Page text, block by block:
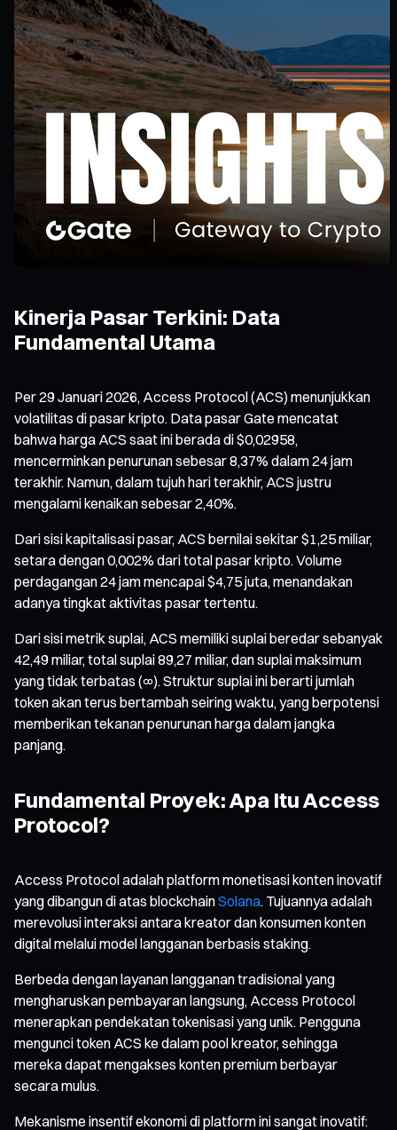
Kinerja Pasar Terkini: Data
Fundamental Utama
Per 29 Januari 2026, Access Protocol (ACS) menunjukkan
volatilitas di pasar kripto. Data pasar Gate mencatat
bahwa harga ACS saat ini berada di $0,02958,
mencerminkan penurunan sebesar 8,37% dalam 24 jam
terakhir. Namun, dalam tujuh hari terakhir, ACS justru
mengalami kenaikan sebesar 2,40%.
Dari sisi kapitalisasi pasar, ACS bernilai sekitar $1,25 miliar,
setara dengan 0,002% dari total pasar kripto. Volume
perdagangan 24 jam mencapai $4,75 juta, menandakan
adanya tingkat aktivitas pasar tertentu.
Dari sisi metrik suplai, ACS memiliki suplai beredar sebanyak
42,49 miliar, total suplai 89,27 miliar, dan suplai maksimum
yang tidak terbatas (∞). Struktur suplai ini berarti jumlah
token akan terus bertambah seiring waktu, yang berpotensi
memberikan tekanan penurunan harga dalam jangka
panjang.
Fundamental Proyek: Apa Itu Access
Protocol?
Access Protocol adalah platform monetisasi konten inovatif
yang dibangun di atas blockchainSolana. Tujuannya adalah
merevolusi interaksi antara kreator dan konsumen konten
digital melalui model langganan berbasis staking.
Berbeda dengan layanan langganan tradisional yang
mengharuskan pembayaran langsung, Access Protocol
menerapkan pendekatan tokenisasi yang unik. Pengguna
mengunci token ACS ke dalam pool kreator, sehingga
mereka dapat mengakses konten premium berbayar
secara mulus.
Mekanisme insentif ekonomi di platform ini sangat inovatif: